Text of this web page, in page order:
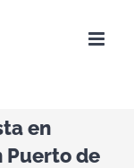
en
Puerto de